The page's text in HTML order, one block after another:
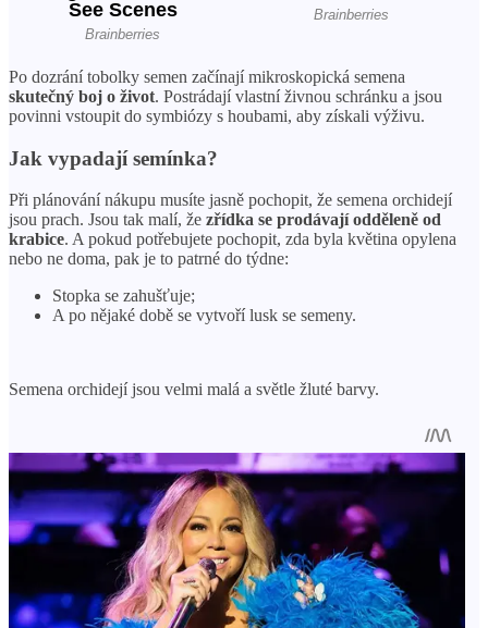
Po dozrání tobolky semen začínají mikroskopická semena
skutečný boj o život. Postrádají vlastní živnou schránku a jsou
povinni vstoupit do symbiózy s houbami, aby získali výživu.
Jak vypadají semínka?
Při plánování nákupu musíte jasně pochopit, že semena orchidejí
jsou prach. Jsou tak malí, že zřídka se prodávají odděleně od
krabice. A pokud potřebujete pochopit, zda byla květina opylena
nebo ne doma, pak je to patrné do týdne:
Stopka se zahušťuje;
A po nějaké době se vytvoří lusk se semeny.
Semena orchidejí jsou velmi malá a světle žluté barvy.